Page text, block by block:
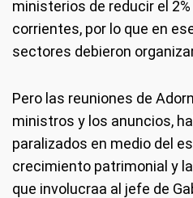
ministerios de reducir el
corrientes, por lo que en
sectores debieron
Pero las reuniones de
ministros y los anuncios,
paralizados en medio del
crecimiento patrimonial y
que involucraa al jefe de